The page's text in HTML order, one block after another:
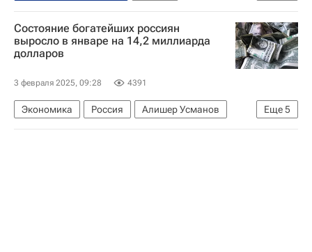
Каймановы острова
Состояние богатейших россиян
выросло в январе на 14,2 миллиарда
долларов
3 февраля 2025, 09:28 4391
Еще5
Экономика Россия
Алишер Усманов
Владимир Потанин
Вагит Алекперов